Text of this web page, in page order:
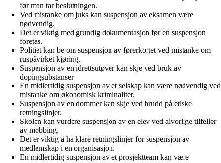
før man tar beslutningen.
Ved mistanke om juks kan suspensjon av eksamen være
nødvendig.
Det er viktig med grundig dokumentasjon før en suspensjon
foretas.
Politiet kan be om suspensjon av førerkortet ved mistanke om
ruspåvirket kjøring.
Suspensjon av en idrettsutøver kan skje ved bruk av
dopingsubstanser.
En midlertidig suspensjon av et selskap kan være nødvendig ved
mistanke om økonomisk kriminalitet.
Suspensjon av en dommer kan skje ved brudd på etiske
retningslinjer.
Skolen kan vurdere suspensjon av en elev ved alvorlige tilfeller
av mobbing.
Det er viktig å ha klare retningslinjer for suspensjon av
medlemskap i en organisasjon.
En midlertidig suspensjon av et prosjektteam kan være